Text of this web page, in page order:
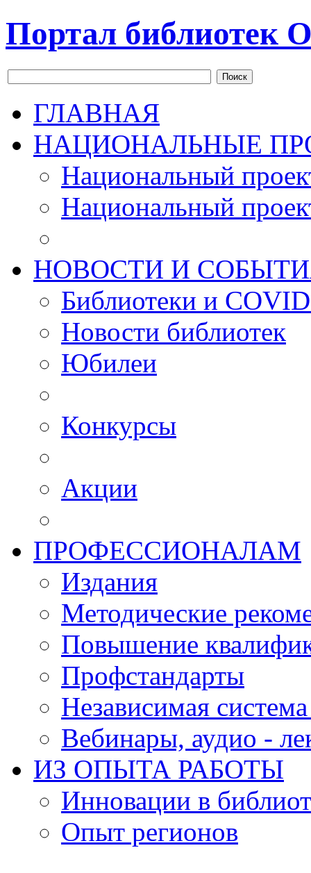
Портал библиотек
Поиск
ГЛАВНАЯ
НАЦИОНАЛЬНЫЕ
Национальный
Национальный
НОВОСТИ И
Библиотеки и
Новости библиотек
Юбилеи
Конкурсы
Акции
ПРОФЕССИОНАЛАМ
Издания
Методические
Повышение
Профстандарты
Независимая
Вебинары, аудио -
ИЗ ОПЫТА РАБОТЫ
Инновации в
Опыт регионов